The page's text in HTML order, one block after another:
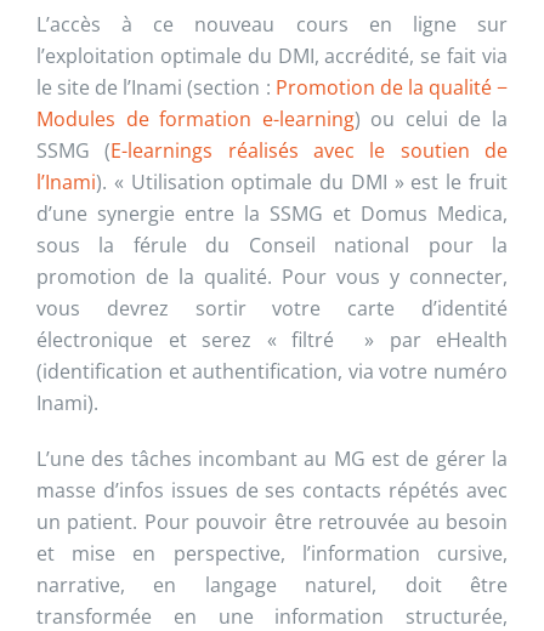
L’accès à ce nouveau cours en ligne sur
l’exploitation optimale du DMI, accrédité, se fait via
le site de l’Inami (section : Promotion de la qualité −
Modules de formation e-learning) ou celui de la
SSMG (E-learnings réalisés avec le soutien de
l’Inami). « Utilisation optimale du DMI » est le fruit
d’une synergie entre la SSMG et Domus Medica,
sous la férule du Conseil national pour la
promotion de la qualité. Pour vous y connecter,
vous devrez sortir votre carte d’identité
électronique et serez « filtré » par eHealth
(identification et authentification, via votre numéro
Inami).
L’une des tâches incombant au MG est de gérer la
masse d’infos issues de ses contacts répétés avec
un patient. Pour pouvoir être retrouvée au besoin
et mise en perspective, l’information cursive,
narrative, en langage naturel, doit être
transformée en une information structurée,